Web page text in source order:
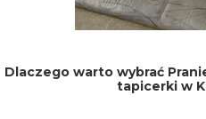
Dlaczego warto wybrać
tapicerki w